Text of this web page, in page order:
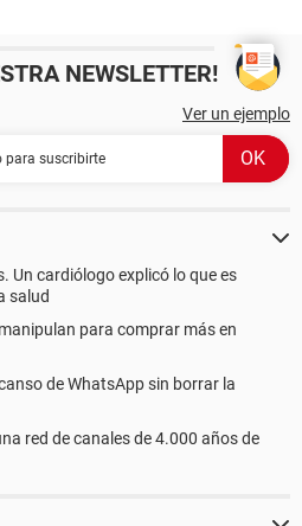
NEWSLETTER!
Ver un ejemplo
Un cardiólogo explicó lo que es
salud
para comprar más en
de WhatsApp sin borrar la
red de canales de 4.000 años de